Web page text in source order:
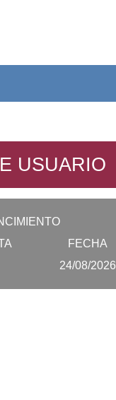
USUARIO
FECHA
24/08/2026